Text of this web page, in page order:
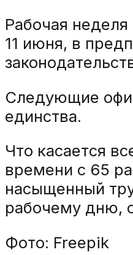
Рабочая
11 июня, в
Следующие
единства.
Что касается
времени с 65
насыщенный
рабочему дню,
Фото: Freepik